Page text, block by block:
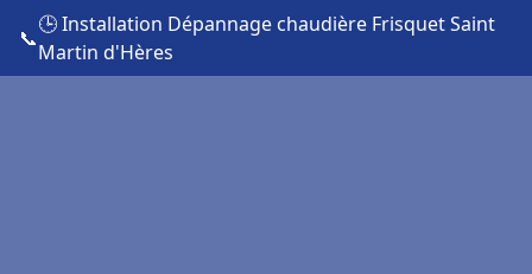
📞
🕒 Installation Dépannage chaudière Frisquet Saint
Martin d'Hères